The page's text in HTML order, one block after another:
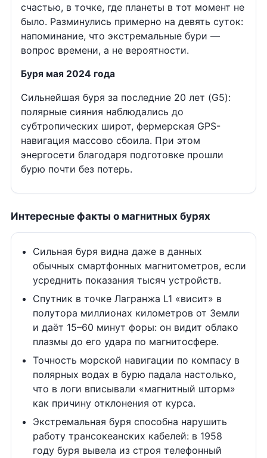
счастью, в точке, где планеты в тот момент не
было. Разминулись примерно на девять суток:
напоминание, что экстремальные бури —
вопрос времени, а не вероятности.
Буря мая 2024 года
Сильнейшая буря за последние 20 лет (G5):
полярные сияния наблюдались до
субтропических широт, фермерская GPS-
навигация массово сбоила. При этом
энергосети благодаря подготовке прошли
бурю почти без потерь.
Интересные факты о магнитных бурях
Сильная буря видна даже в данных
обычных смартфонных магнитометров, если
усреднить показания тысяч устройств.
Спутник в точке Лагранжа L1 «висит» в
полутора миллионах километров от Земли
и даёт 15–60 минут форы: он видит облако
плазмы до его удара по магнитосфере.
Точность морской навигации по компасу в
полярных водах в бурю падала настолько,
что в логи вписывали «магнитный шторм»
как причину отклонения от курса.
Экстремальная буря способна нарушить
работу трансокеанских кабелей: в 1958
году буря вывела из строя телефонный